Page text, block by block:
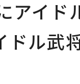
アイ
ル武